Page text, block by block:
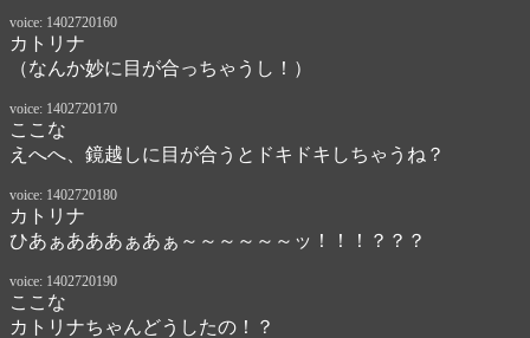
voice: 1402720160
カトリナ
（なんか妙に目が合っちゃうし！）
voice: 1402720170
ここな
えへへ、鏡越しに目が合うとドキドキしちゃうね？
voice: 1402720180
カトリナ
ひあぁあああぁあぁ～～～～～～ッ！！！？？？
voice: 1402720190
ここな
カトリナちゃんどうしたの！？